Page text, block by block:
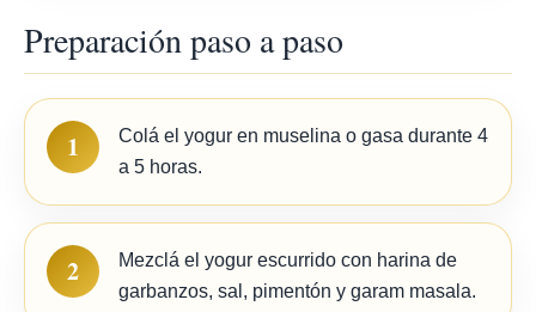
Preparación paso a paso
1
Colá el yogur en muselina o gasa durante 4
a 5 horas.
2
Mezclá el yogur escurrido con harina de
garbanzos, sal, pimentón y garam masala.